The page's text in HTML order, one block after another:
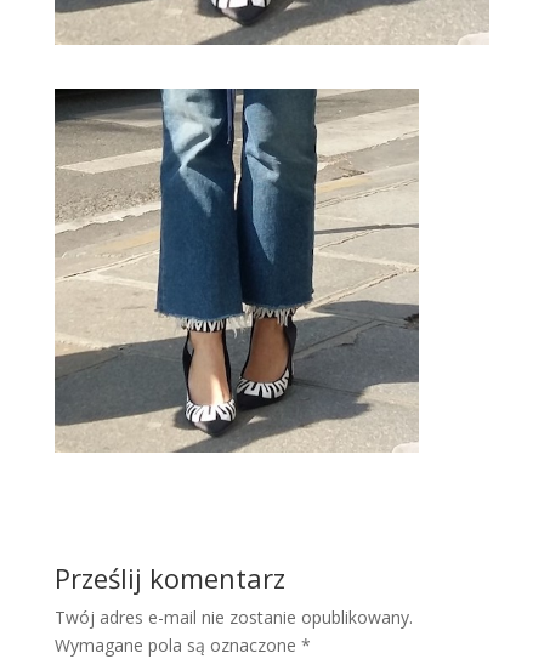
Prześlij komentarz
Twój adres e-mail nie zostanie opublikowany.
Wymagane pola są oznaczone *